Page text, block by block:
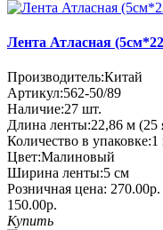
Лента Атласная
Производитель:Китай
Артикул:562-50/89
Наличие:27 шт.
Длина ленты:22,86 м (25
Количество в упаковке:1
Цвет:Малиновый
Ширина ленты:5 см
Розничная цена: 270.00р.
150.00р.
Купить